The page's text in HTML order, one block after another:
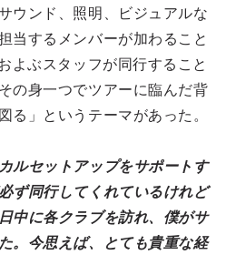
ウンド、照明、ビジュアルな
当するメンバーが加わること
よぶスタッフが同行すること
の身一つでツアーに臨んだ背
る」というテーマがあった。
ルセットアップをサポートす
ず同行してくれているけれど
中に各クラブを訪れ、僕がサ
。今思えば、とても貴重な経